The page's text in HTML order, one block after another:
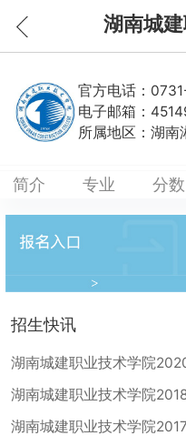
湖南城
官方电话：
电子邮箱：
所属地区： 湖南
简介 专业 分数
招生快讯
湖南城建职业技术学院
湖南城建职业技术学院
湖南城建职业技术学院